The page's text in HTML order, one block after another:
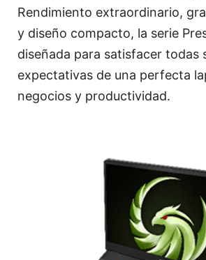
Rendimiento extraordinario,
y diseño compacto, la serie
diseñada para satisfacer todas
expectativas de una perfecta
negocios y productividad.